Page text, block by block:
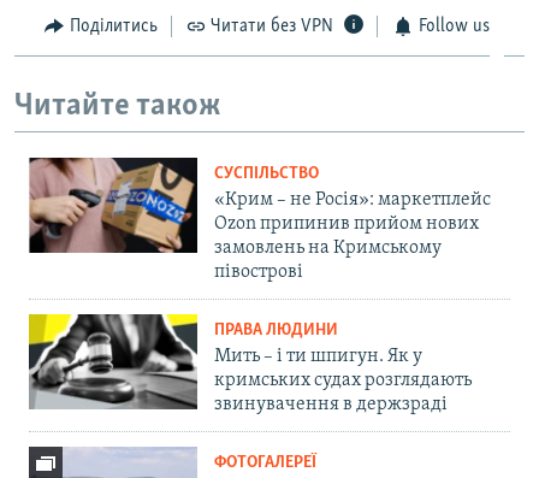
Поділитись Читати без VPN Follow us
Читайте також
СУСПІЛЬСТВО
«Крим – не Росія»: маркетплейс
Ozon припинив прийом нових
замовлень на Кримському
півострові
ПРАВА ЛЮДИНИ
Мить – і ти шпигун. Як у
кримських судах розглядають
звинувачення в держзраді
ФОТОГАЛЕРЕЇ